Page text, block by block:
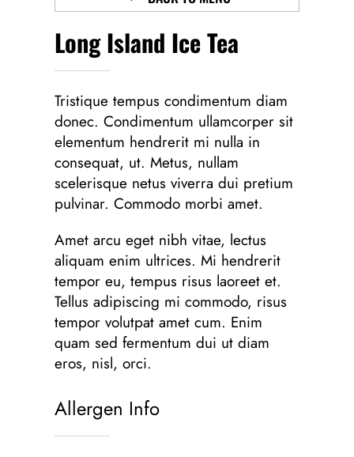
Long Island Ice Tea
Tristique tempus condimentum diam
donec. Condimentum ullamcorper sit
elementum hendrerit mi nulla in
consequat, ut. Metus, nullam
scelerisque netus viverra dui pretium
pulvinar. Commodo morbi amet.
Amet arcu eget nibh vitae, lectus
aliquam enim ultrices. Mi hendrerit
tempor eu, tempus risus laoreet et.
Tellus adipiscing mi commodo, risus
tempor volutpat amet cum. Enim
quam sed fermentum dui ut diam
eros, nisl, orci.
Allergen Info